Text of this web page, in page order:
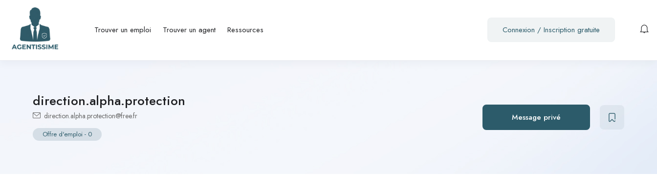
Trouver un emploi Trouver un agent Ressources Connexion / Inscription gratuite
direction.alpha.protection
direction.alpha.protection@free.fr
Offre d'emploi - 0
Message privé